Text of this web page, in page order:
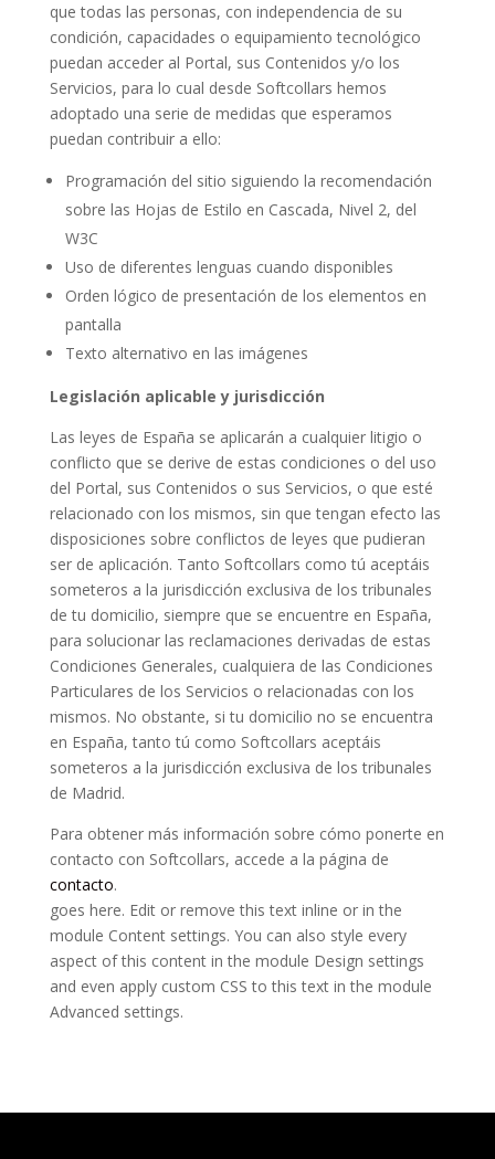
que todas las personas, con independencia de su
condición, capacidades o equipamiento tecnológico
puedan acceder al Portal, sus Contenidos y/o los
Servicios, para lo cual desde Softcollars hemos
adoptado una serie de medidas que esperamos
puedan contribuir a ello:
Programación del sitio siguiendo la recomendación
sobre las Hojas de Estilo en Cascada, Nivel 2, del
W3C
Uso de diferentes lenguas cuando disponibles
Orden lógico de presentación de los elementos en
pantalla
Texto alternativo en las imágenes
Legislación aplicable y jurisdicción
Las leyes de España se aplicarán a cualquier litigio o
conflicto que se derive de estas condiciones o del uso
del Portal, sus Contenidos o sus Servicios, o que esté
relacionado con los mismos, sin que tengan efecto las
disposiciones sobre conflictos de leyes que pudieran
ser de aplicación. Tanto Softcollars como tú aceptáis
someteros a la jurisdicción exclusiva de los tribunales
de tu domicilio, siempre que se encuentre en España,
para solucionar las reclamaciones derivadas de estas
Condiciones Generales, cualquiera de las Condiciones
Particulares de los Servicios o relacionadas con los
mismos. No obstante, si tu domicilio no se encuentra
en España, tanto tú como Softcollars aceptáis
someteros a la jurisdicción exclusiva de los tribunales
de Madrid.
Para obtener más información sobre cómo ponerte en
contacto con Softcollars, accede a la página de
contacto.
goes here. Edit or remove this text inline or in the
module Content settings. You can also style every
aspect of this content in the module Design settings
and even apply custom CSS to this text in the module
Advanced settings.